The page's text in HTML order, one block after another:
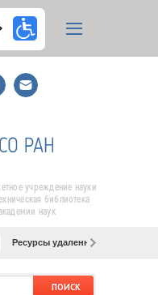
E-
mail
подписка
учреждение науки
библиотека
наук
Ресурсы удаленного доступа